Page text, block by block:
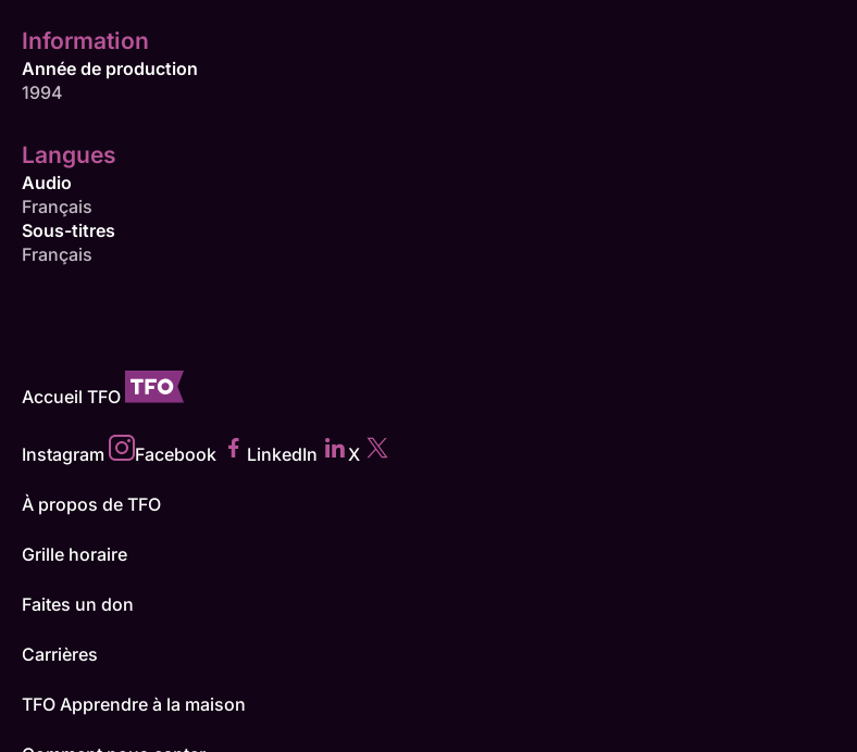
Information
Année de production
1994
Langues
Audio
Français
Sous-titres
Français
Accueil TFO
Instagram Facebook LinkedIn X
À propos de TFO
Grille horaire
Faites un don
Carrières
TFO Apprendre à la maison